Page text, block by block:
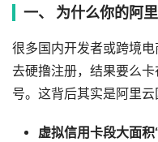
一、 为什么你的阿
很多国内开发者或跨境
去硬撸注册，结果要么
号。这背后其实是阿里云
虚拟信用卡段大面积